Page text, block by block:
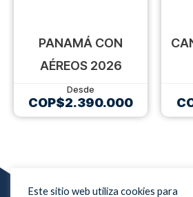
PANAMÁ CON
AÉREOS 2026
COP$2.390.000
Este sitio web utiliza cookies para